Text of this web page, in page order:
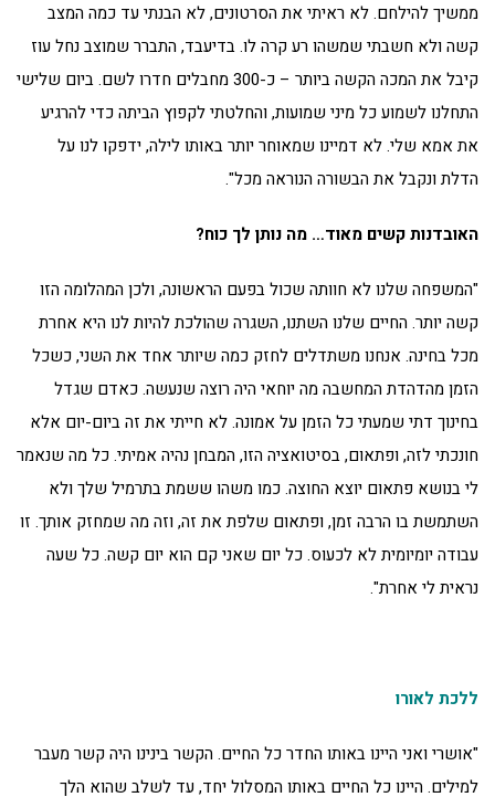
ממשיך להילחם. לא ראיתי את הסרטונים, לא הבנתי עד כמה המצב
קשה ולא חשבתי שמשהו רע קרה לו. בדיעבד, התברר שמוצב נחל עוז
קיבל את המכה הקשה ביותר – כ-300 מחבלים חדרו לשם. ביום שלישי
התחלנו לשמוע כל מיני שמועות, והחלטתי לקפוץ הביתה כדי להרגיע
את אמא שלי. לא דמיינו שמאוחר יותר באותו לילה, ידפקו לנו על
הדלת ונקבל את הבשורה הנוראה מכל".
האובדנות קשים מאוד… מה נותן לך כוח?
"המשפחה שלנו לא חוותה שכול בפעם הראשונה, ולכן המהלומה הזו
קשה יותר. החיים שלנו השתנו, השגרה שהולכת להיות לנו היא אחרת
מכל בחינה. אנחנו משתדלים לחזק כמה שיותר אחד את השני, כשכל
הזמן מהדהדת המחשבה מה יוחאי היה רוצה שנעשה. כאדם שגדל
בחינוך דתי שמעתי כל הזמן על אמונה. לא חייתי את זה ביום-יום אלא
חונכתי לזה, ופתאום, בסיטואציה הזו, המבחן נהיה אמיתי. כל מה שנאמר
לי בנושא פתאום יוצא החוצה. כמו משהו ששמת בתרמיל שלך ולא
השתמשת בו הרבה זמן, ופתאום שלפת את זה, וזה מה שמחזק אותך. זו
עבודה יומיומית לא לכעוס. כל יום שאני קם הוא יום קשה. כל שעה
נראית לי אחרת".
ללכת לאורו
"אושרי ואני היינו באותו החדר כל החיים. הקשר בינינו היה קשר מעבר
למילים. היינו כל החיים באותו המסלול יחד, עד לשלב שהוא הלך